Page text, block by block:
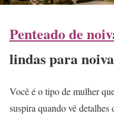
Penteado de
lindas para
Você é o tipo de mulher
suspira quando vê detalhes